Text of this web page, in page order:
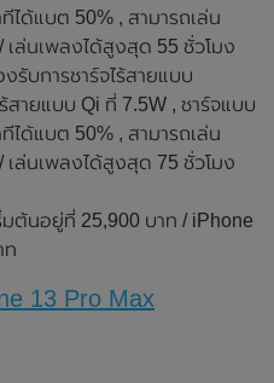
ได้แบต 50% , สามารถเล่น
เล่นเพลงได้สูงสุด 55 ชั่วโมง
รับการชาร์จไร้สายแบบ
สายแบบ Qi ที่ 7.5W , ชาร์จแบบ
ได้แบต 50% , สามารถเล่น
เล่นเพลงได้สูงสุด 75 ชั่วโมง
มต้นอยู่ที่ 25,900 บาท / iPhone
ท
13 Pro Max